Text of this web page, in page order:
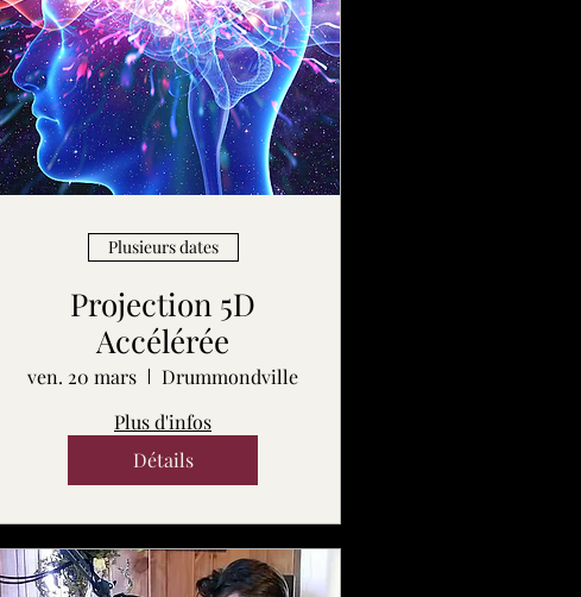
Plusieurs dates
Projection 5D
Accélérée
ven. 20 mars
Drummondville
Plus d'infos
Détails